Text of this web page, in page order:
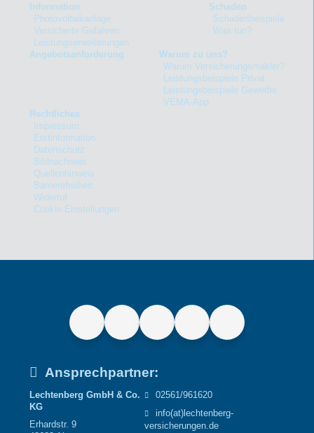
Information
Photovoltaikanlage
Versicherte Gefahren
Leistungserweiterungen
Schaden
Schadenbeispiele
Was tun?
Angebotsanforderung
Warum zu uns?
Warum Versicherungsmakler?
Leistungsbeispiele Privat
Leistungsbeispiele Gewerbe
VEMA-App
Rechtliches
Impressum
Erstinformation
Datenschutz
Bildnachweis
Quellenhinweis
Barrierefreiheit
Widerruf
Cookie-Einstellungen
Ansprechpartner:
Lechtenberg GmbH & Co.
KG
Erhardstr. 9
02561/961620
info(at)lechtenberg-
versicherungen.de